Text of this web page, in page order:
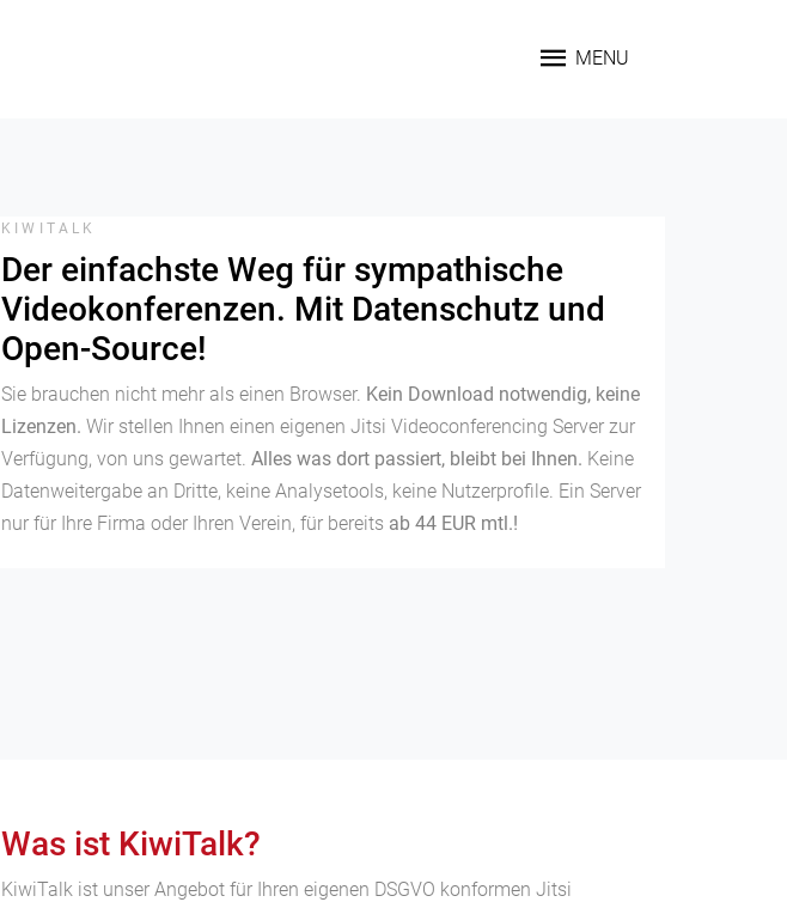
MENU
KIWITALK
Der einfachste Weg für sympathische
Videokonferenzen. Mit Datenschutz und
Open-Source!
Sie brauchen nicht mehr als einen Browser. Kein Download notwendig, keine
Lizenzen. Wir stellen Ihnen einen eigenen Jitsi Videoconferencing Server zur
Verfügung, von uns gewartet. Alles was dort passiert, bleibt bei Ihnen. Keine
Datenweitergabe an Dritte, keine Analysetools, keine Nutzerprofile. Ein Server
nur für Ihre Firma oder Ihren Verein, für bereits ab 44 EUR mtl.!
Was ist KiwiTalk?
KiwiTalk ist unser Angebot für Ihren eigenen DSGVO konformen Jitsi